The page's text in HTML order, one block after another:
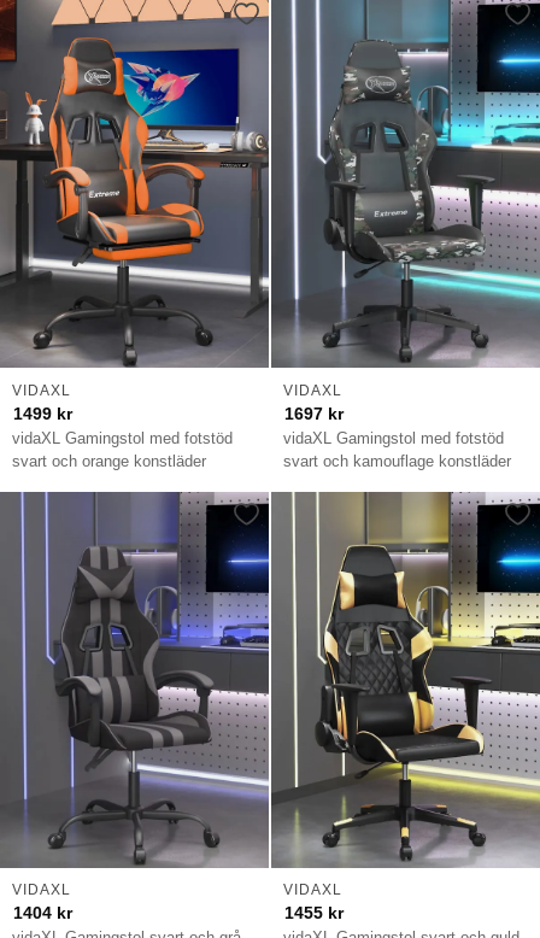
vidaXL Gamingstol med fotstöd
svart och orange konstläder
VIDAXL
1499 kr
vidaXL Gamingstol med fotstöd
svart och kamouflage konstläder
VIDAXL
1697 kr
VIDAXL
1404 kr
VIDAXL
1455 kr